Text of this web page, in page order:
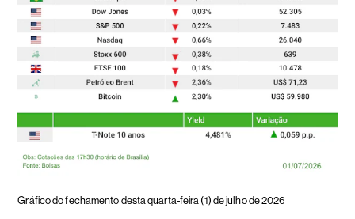
Gráfico do fechamento desta quarta-feira (1) de julho de 2026